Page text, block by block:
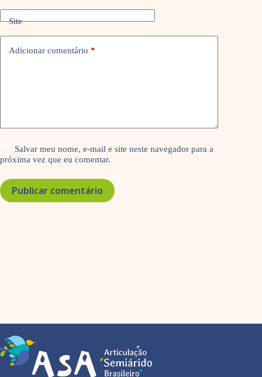
Site
Adicionar comentário *
Salvar meu nome, e-mail e site neste navegador para a
próxima vez que eu comentar.
Publicar comentário